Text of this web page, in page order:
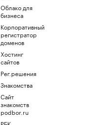
Облако для
бизнеса
Корпоративный
регистратор
доменов
Хостинг
сайтов
Рег.решения
Знакомства
Сайт
знакомств
podbor.ru